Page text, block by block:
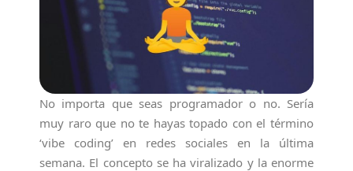
No importa que seas programador o no. Sería
muy raro que no te hayas topado con el término
‘vibe coding’ en redes sociales en la última
semana. El concepto se ha viralizado y la enorme